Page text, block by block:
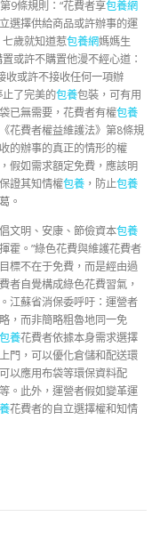
9條規則：“花費者享包養網
選擇供給商品或許辦事的運
歲就知道惹包養網媽媽生
置或許不購置他漫不經心道：
收或許不接收任何一項辦
了完美的包養包裝，可有用
已無需要，花費者有權包養
花費者權益維護法》第8條規
的辦事的真正的情形的權
假如需求額定免費，應該明
證其知情權包養 ，防止包養
。
文明、安康、節儉資本包養
霍。”綠色花費與維護花費者
標不在于免費，而是經由過
者自覺構成綠色花費習氣，
江蘇省消保委呼吁：運營者
，而非簡略粗魯地同一免
包養花費者依據本身需求選擇
門，可以優化倉儲和配送環
以應用布袋等環保資料配
。此外，運營者假如變革運
花費者的自立選擇權和知情